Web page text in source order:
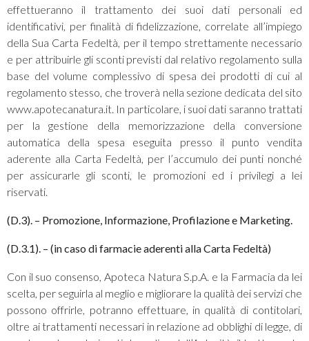
effettueranno il trattamento dei suoi dati personali ed
identificativi, per finalità di fidelizzazione, correlate all’impiego
della Sua Carta Fedeltà, per il tempo strettamente necessario
e per attribuirle gli sconti previsti dal relativo regolamento sulla
base del volume complessivo di spesa dei prodotti di cui al
regolamento stesso, che troverà nella sezione dedicata del sito
www.apotecanatura.it. In particolare, i suoi dati saranno trattati
per la gestione della memorizzazione della conversione
automatica della spesa eseguita presso il punto vendita
aderente alla Carta Fedeltà, per l’accumulo dei punti nonché
per assicurarle gli sconti, le promozioni ed i privilegi a lei
riservati.
(D.3). – Promozione, Informazione, Profilazione e Marketing.
(D.3.1). – (in caso di farmacie aderenti alla Carta Fedeltà)
Con il suo consenso, Apoteca Natura S.p.A. e la Farmacia da lei
scelta, per seguirla al meglio e migliorare la qualità dei servizi che
possono offrirle, potranno effettuare, in qualità di contitolari,
oltre ai trattamenti necessari in relazione ad obblighi di legge, di